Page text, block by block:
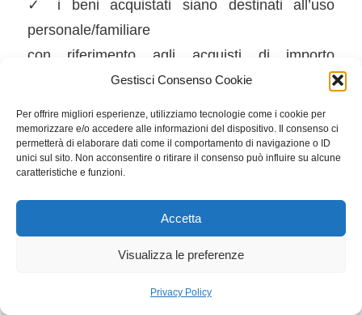
Gestisci Consenso Cookie
Per offrire migliori esperienze, utilizziamo tecnologie come i cookie per
memorizzare e/o accedere alle informazioni del dispositivo. Il consenso ci
permetterà di elaborare dati come il comportamento di navigazione o ID
unici sul sito. Non acconsentire o ritirare il consenso può influire su alcune
caratteristiche e funzioni.
Accetta
Visualizza le preferenze
Privacy Policy
✓ i beni acquistati siano destinati all’uso
personale/familiare
con riferimento agli acquisti di importo
complessivo superiore a €154,94 (IVA
viene ridotto a €70,00.
ROTTAMAZIONE DEL MAGAZZINO (co. 78-
Gli esercenti attività d’impresa che non
(con esistenze iniziali al 1/01/2023, per le